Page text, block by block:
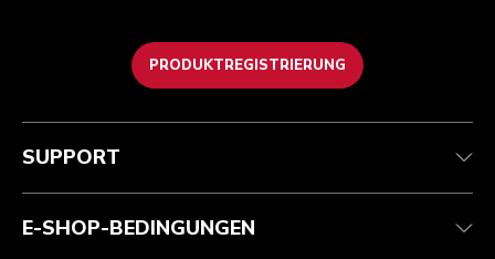
PRODUKTREGISTRIERUNG
Health Check
Verfolgen Sie Ihre Bestellung
Garantie und Dokumente
Häufig gestellte fragen
Teilnahmebedingungen
Rückgaben und Erstattungen
Impressum
ODR
Die Marke
Händlersuche
SUPPORT
E-SHOP-BEDINGUNGEN